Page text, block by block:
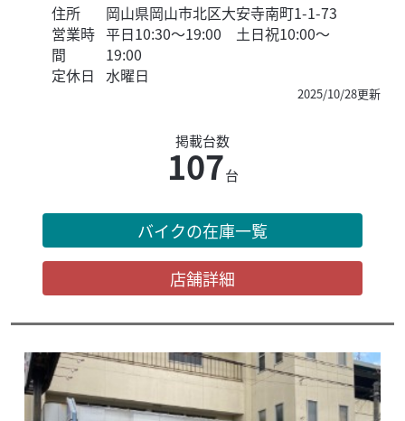
住所
岡山県岡山市北区大安寺南町1-1-73
営業時
間
平日10:30～19:00 土日祝10:00～
19:00
定休日
水曜日
2025/10/28更新
掲載台数
107台
バイクの在庫一覧
店舗詳細